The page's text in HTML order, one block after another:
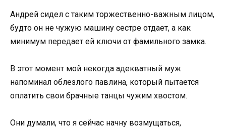
Андрей сидел с таким торжественно-важным лицом,
будто он не чужую машину сестре отдает, а как
минимум передает ей ключи от фамильного замка.
В этот момент мой некогда адекватный муж
напоминал облезлого павлина, который пытается
оплатить свои брачные танцы чужим хвостом.
Они думали, что я сейчас начну возмущаться,